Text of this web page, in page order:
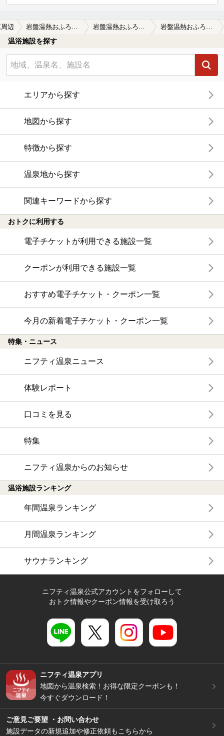
辺 岩盤温熱おふろの王様 高座渋谷駅前店 岩盤温熱おふろの王様 高座渋谷駅前店の口コミ一覧 岩盤温熱おふろの王様 高座渋谷駅前店の口コミ 月に何回か利用しているお気に入りの施設…
温浴施設を探す
エリアから探す
地図から探す
特徴から探す
温泉地から探す
関連キーワードから探す
おトクに利用する
電子チケットが利用できる施設一覧
クーポンが利用できる施設一覧
おすすめ電子チケット・クーポン一覧
今月の新着電子チケット・クーポン一覧
特集・ニュース
ニフティ温泉ニュース
体験レポート
口コミを見る
特集
ニフティ温泉からのお知らせ
温浴施設ランキング
年間温泉ランキング
月間温泉ランキング
サウナランキング
ニフティ温泉公式アカウントをフォローして
おトク情報やクーポン情報を受け取ろう
ニフティ温泉アプリ
地図から温泉検索！お得な限定クーポンも！
今すぐダウンロード！
ご意見ご要望 ・お問い合わせ
施設データの新規追加や修正依頼もこちらから